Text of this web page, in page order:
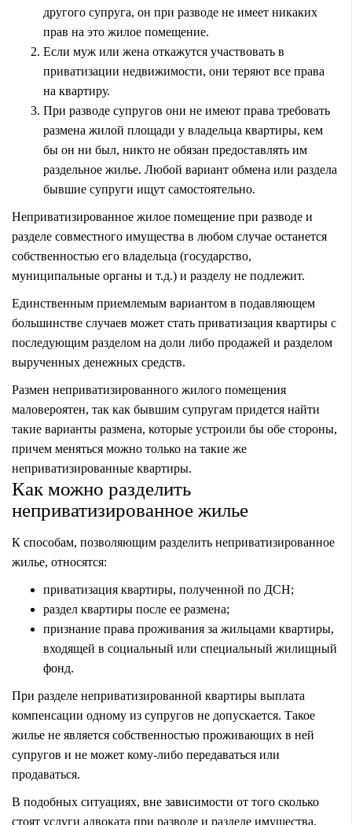
другого супруга, он при разводе не имеет никаких
прав на это жилое помещение.
Если муж или жена откажутся участвовать в
приватизации недвижимости, они теряют все права
на квартиру.
При разводе супругов они не имеют права требовать
размена жилой площади у владельца квартиры, кем
бы он ни был, никто не обязан предоставлять им
раздельное жилье. Любой вариант обмена или раздела
бывшие супруги ищут самостоятельно.
Неприватизированное жилое помещение при разводе и
разделе совместного имущества в любом случае останется
собственностью его владельца (государство,
муниципальные органы и т.д.) и разделу не подлежит.
Единственным приемлемым вариантом в подавляющем
большинстве случаев может стать приватизация квартиры с
последующим разделом на доли либо продажей и разделом
вырученных денежных средств.
Размен неприватизированного жилого помещения
маловероятен, так как бывшим супругам придется найти
такие варианты размена, которые устроили бы обе стороны,
причем меняться можно только на такие же
неприватизированные квартиры.
Как можно разделить
неприватизированное жилье
К способам, позволяющим разделить неприватизированное
жилье, относятся:
приватизация квартиры, полученной по ДСН;
раздел квартиры после ее размена;
признание права проживания за жильцами квартиры,
входящей в социальный или специальный жилищный
фонд.
При разделе неприватизированной квартиры выплата
компенсации одному из супругов не допускается. Такое
жилье не является собственностью проживающих в ней
супругов и не может кому-либо передаваться или
продаваться.
В подобных ситуациях, вне зависимости от того сколько
стоят услуги адвоката при разводе и разделе имущества,